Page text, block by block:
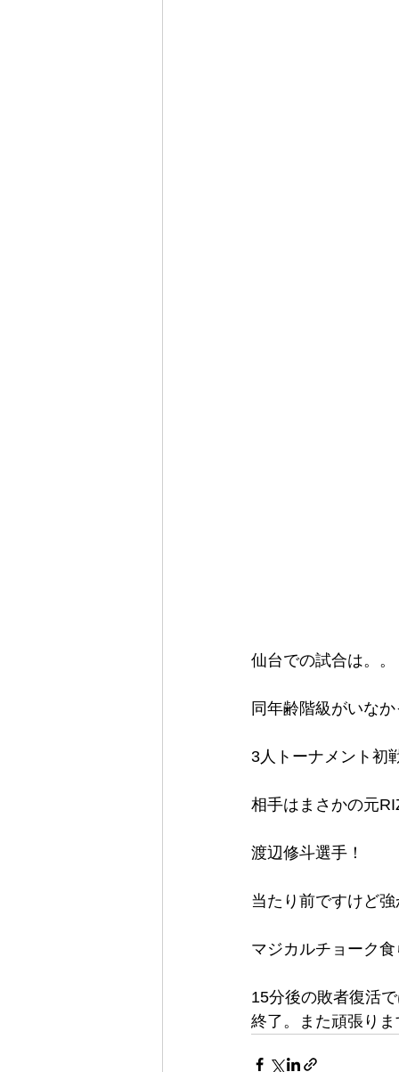
仙台での試合は。。
同年齢階級がいな
3人トーナメント初
相手はまさかの元
渡辺修斗選手！
当たり前ですけど
マジカルチョーク
15分後の敗者復活
終了。また頑張りま